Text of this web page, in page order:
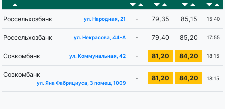
Россельхозбанк ул. Народная, 21 - 79,35 85,15 15:40
Россельхозбанк ул. Некрасова, 44-А - 79,40 85,20 17:55
Совкомбанк ул. Коммунальная, 42 - 81,20 84,20 18:15
Совкомбанк
ул. Яна Фабрициуса, 3 помещ 1009
- 81,20 84,20 18:15